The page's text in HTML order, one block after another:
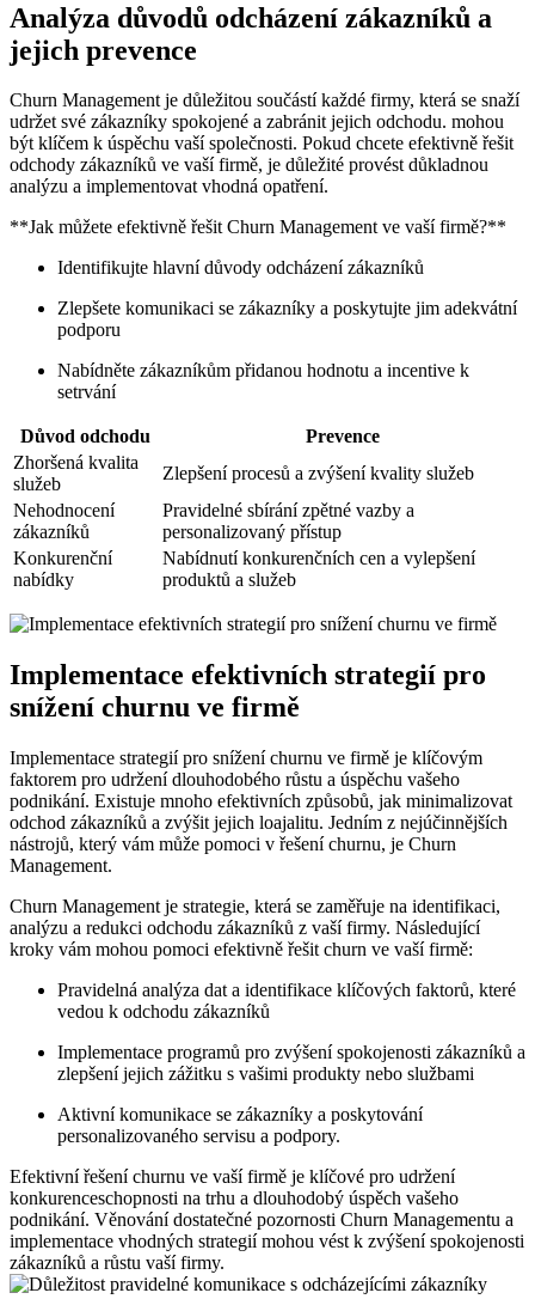
Analýza důvodů odcházení zákazníků a
jejich prevence
Churn Management je důležitou součástí každé firmy, která se snaží
udržet své zákazníky spokojené a zabránit jejich odchodu. mohou
být klíčem k úspěchu vaší společnosti. Pokud chcete efektivně řešit
odchody zákazníků ve vaší firmě, je důležité provést důkladnou
analýzu a implementovat vhodná opatření.
**Jak můžete efektivně řešit Churn Management ve vaší firmě?**
Identifikujte hlavní důvody odcházení zákazníků
Zlepšete komunikaci se zákazníky a poskytujte jim adekvátní
podporu
Nabídněte zákazníkům přidanou hodnotu a incentive k
setrvání
Důvod odchodu
Prevence
Zhoršená kvalita
služeb
Zlepšení procesů a zvýšení kvality služeb
Nehodnocení
zákazníků
Pravidelné sbírání zpětné vazby a
personalizovaný přístup
Konkurenční
nabídky
Nabídnutí konkurenčních cen a vylepšení
produktů a služeb
Implementace efektivních strategií pro
snížení churnu ve firmě
Implementace strategií pro snížení churnu ve firmě je klíčovým
faktorem pro udržení dlouhodobého růstu a úspěchu vašeho
podnikání. Existuje mnoho efektivních způsobů, jak minimalizovat
odchod zákazníků a zvýšit jejich loajalitu. Jedním z nejúčinnějších
nástrojů, který vám může pomoci v řešení churnu, je Churn
Management.
Churn Management je strategie, která se zaměřuje na identifikaci,
analýzu a redukci odchodu zákazníků z vaší firmy. Následující
kroky vám mohou pomoci efektivně řešit churn ve vaší firmě:
Pravidelná analýza dat a identifikace klíčových faktorů, které
vedou k odchodu zákazníků
Implementace programů pro zvýšení spokojenosti zákazníků a
zlepšení jejich zážitku s vašimi produkty nebo službami
Aktivní komunikace se zákazníky a poskytování
personalizovaného servisu a podpory.
Efektivní řešení churnu ve vaší firmě je klíčové pro udržení
konkurenceschopnosti na trhu a dlouhodobý úspěch vašeho
podnikání. Věnování dostatečné pozornosti Churn Managementu a
implementace vhodných strategií mohou vést k zvýšení spokojenosti
zákazníků a růstu vaší firmy.